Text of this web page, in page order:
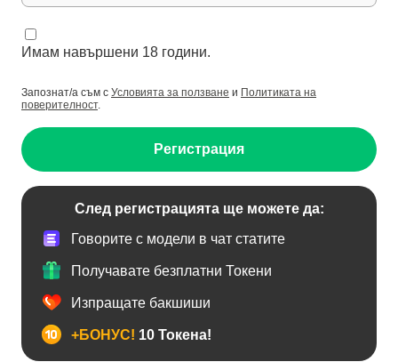
Имам навършени 18 години.
Запознат/а съм с Условията за ползване и Политиката на
поверителност.
Регистрация
След регистрацията ще можете да:
Говорите с модели в чат статите
Получавате безплатни Токени
Изпращате бакшиши
+БОНУС! 10 Токена!